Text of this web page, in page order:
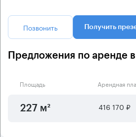
Позвонить Получить
Предложения по аренде
Площадь Арендная
227 м² 416 170 ₽